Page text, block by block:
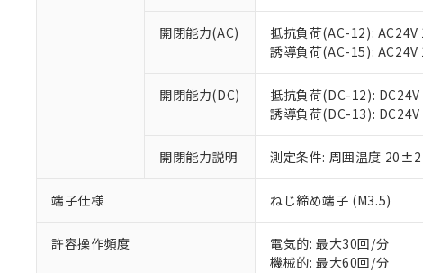
開閉能力(AC)
抵抗負荷(AC-12):
誘導負荷(AC-15):
開閉能力(DC)
抵抗負荷(DC-12):
誘導負荷(DC-13):
開閉能力説明 測定条件: 周囲温度
端子仕様 ねじ締め端子 (M3.5)
許容操作頻度
電気的: 最大30回/分
機械的: 最大60回/分
正式な納期状況
当社販売員にご
オムロン制御機
在庫状況および
す。
マイパーツ機能
ている必要があ
が、当社の製品
さい。
※当社の共同利
いる法人を指し
※2 対応予定月
部品在庫の切り替え
※3 非含有証明書
EU RoHS指令（10物
51物質の非含有証明書
※本証明書は発行日時
※2 環境保護使用
「ｅ」：有害物質（
「10」：通常の使用
味します。
「－」：未確認です
置等に一切使用
当社は、貴社製
また当社は、販
たしません。
△ 一定数には
－
在庫なし(最
機器販売店
空
白
受注生産機